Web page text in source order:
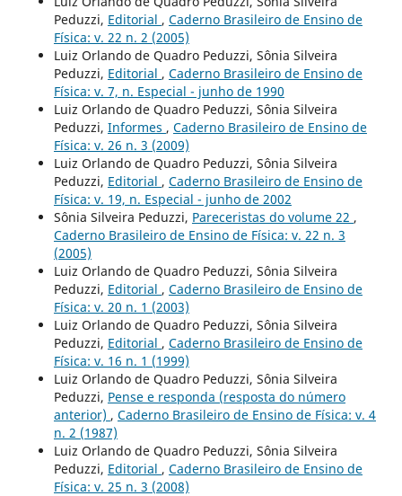
Peduzzi, Editorial , Caderno Brasileiro de Ensino de
Física: v. 22 n. 2 (2005)
Luiz Orlando de Quadro Peduzzi, Sônia Silveira
Peduzzi, Editorial , Caderno Brasileiro de Ensino de
Física: v. 7, n. Especial - junho de 1990
Luiz Orlando de Quadro Peduzzi, Sônia Silveira
Peduzzi, Informes , Caderno Brasileiro de Ensino de
Física: v. 26 n. 3 (2009)
Luiz Orlando de Quadro Peduzzi, Sônia Silveira
Peduzzi, Editorial , Caderno Brasileiro de Ensino de
Física: v. 19, n. Especial - junho de 2002
Sônia Silveira Peduzzi, Pareceristas do volume 22 ,
Caderno Brasileiro de Ensino de Física: v. 22 n. 3
(2005)
Luiz Orlando de Quadro Peduzzi, Sônia Silveira
Peduzzi, Editorial , Caderno Brasileiro de Ensino de
Física: v. 20 n. 1 (2003)
Luiz Orlando de Quadro Peduzzi, Sônia Silveira
Peduzzi, Editorial , Caderno Brasileiro de Ensino de
Física: v. 16 n. 1 (1999)
Luiz Orlando de Quadro Peduzzi, Sônia Silveira
Peduzzi, Pense e responda (resposta do número
anterior) , Caderno Brasileiro de Ensino de Física: v. 4
n. 2 (1987)
Luiz Orlando de Quadro Peduzzi, Sônia Silveira
Peduzzi, Editorial , Caderno Brasileiro de Ensino de
Física: v. 25 n. 3 (2008)